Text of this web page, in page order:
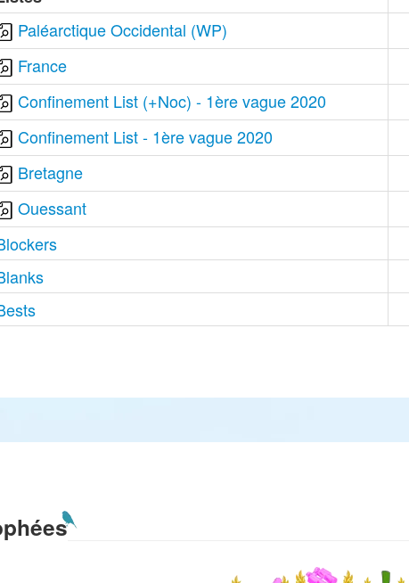
Paléarctique Occidental (WP)
France
Confinement List (+Noc) - 1ère vague 2020
Confinement List - 1ère vague 2020
Bretagne
Ouessant